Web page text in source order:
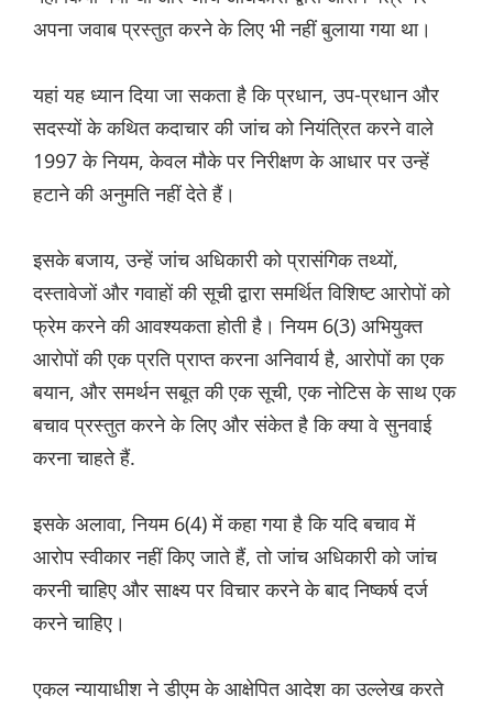
अपना जवाब प्रस्तुत करने के लिए भी नहीं बुलाया गया था।
यहां यह ध्यान दिया जा सकता है कि प्रधान, उप-प्रधान और
सदस्यों के कथित कदाचार की जांच को नियंत्रित करने वाले
1997 के नियम, केवल मौके पर निरीक्षण के आधार पर उन्हें
हटाने की अनुमति नहीं देते हैं।
इसके बजाय, उन्हें जांच अधिकारी को प्रासंगिक तथ्यों,
दस्तावेजों और गवाहों की सूची द्वारा समर्थित विशिष्ट आरोपों को
फ्रेम करने की आवश्यकता होती है। नियम 6(3) अभियुक्त
आरोपों की एक प्रति प्राप्त करना अनिवार्य है, आरोपों का एक
बयान, और समर्थन सबूत की एक सूची, एक नोटिस के साथ एक
बचाव प्रस्तुत करने के लिए और संकेत है कि क्या वे सुनवाई
करना चाहते हैं.
इसके अलावा, नियम 6(4) में कहा गया है कि यदि बचाव में
आरोप स्वीकार नहीं किए जाते हैं, तो जांच अधिकारी को जांच
करनी चाहिए और साक्ष्य पर विचार करने के बाद निष्कर्ष दर्ज
करने चाहिए।
एकल न्यायाधीश ने डीएम के आक्षेपित आदेश का उल्लेख करते